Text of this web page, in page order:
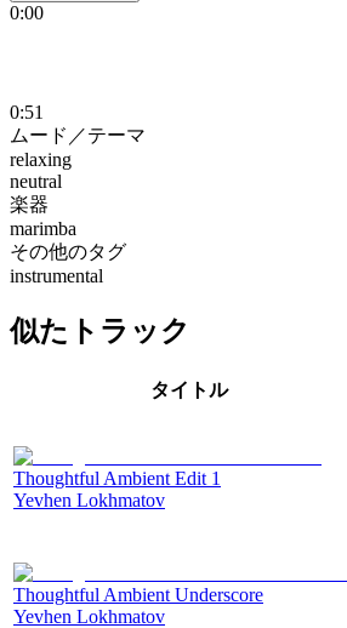
0:00
0:51
ムード／テーマ
relaxing
neutral
楽器
marimba
その他のタグ
instrumental
似たトラック
タイトル
Thoughtful Ambient Edit 1
Yevhen Lokhmatov
Thoughtful Ambient Underscore
Yevhen Lokhmatov